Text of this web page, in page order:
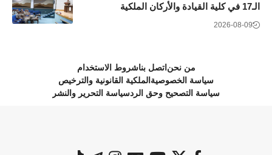
الـ17 في كلية القيادة والأركان الملكية
2026-08-09
من نحن اتصل بناشروط الاستخدام
سياسة الخصوصية الملكية القانونية والترخيص
سياسة التصحيح وحق الردسياسة التحرير والنشر